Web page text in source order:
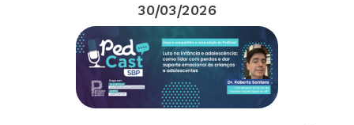
30/03/2026